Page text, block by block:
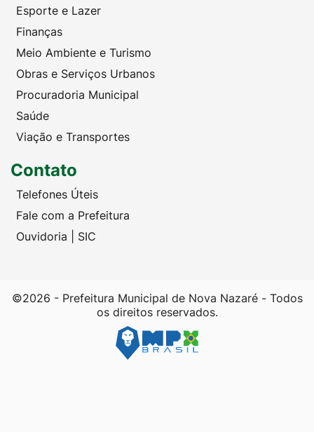
Esporte e Lazer
Finanças
Meio Ambiente e Turismo
Obras e Serviços Urbanos
Procuradoria Municipal
Saúde
Viação e Transportes
Contato
Telefones Úteis
Fale com a Prefeitura
Ouvidoria | SIC
©2026 - Prefeitura Municipal de Nova Nazaré - Todos
os direitos reservados.